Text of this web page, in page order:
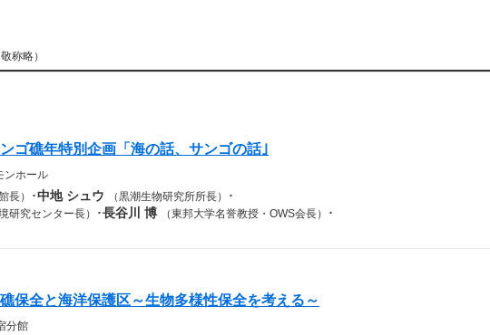
称略）
ゴ礁年特別企画「海の話、サンゴの話｣
ンホール
長） ･中地 シュウ （黒潮生物研究所所長）
･
研究センター長） ･長谷川 博 （東邦大学名誉教授・OWS会長）
･
保全と海洋保護区～生物多様性保全を考える～
分館